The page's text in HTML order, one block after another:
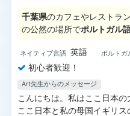
千葉県のカフェやレストラ
の公然の場所でポルトガル
ネイティブ言語 英語 ポルトガ
初心者歓迎！
Art先生からのメッセージ
こんにちは。私はここ日本
ここ日本と私の母国イギリ